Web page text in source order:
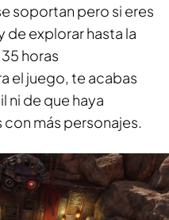
soportan pero si eres
explorar hasta la
horas
el juego, te acabas
ni de que haya
más personajes.